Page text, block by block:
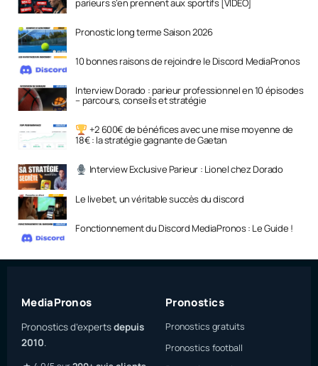
parieurs s’en prennent aux sportifs [VIDÉO]
Pronostic long terme Saison 2026
10 bonnes raisons de rejoindre le Discord MediaPronos
Interview Dorado : parieur professionnel en 10 épisodes
– parcours, conseils et stratégie
+2 600€ de bénéfices avec une mise moyenne de
18€ : la stratégie gagnante de Gaetan
Interview Exclusive Parieur : Lionel chez Dorado
Le livebet, un véritable succès du discord
Fonctionnement du Discord MediaPronos : Le Guide !
MediaPronos
Pronostics d’expertsdepuis
2010.
Pronostics
Pronostics gratuits
Pronostics football